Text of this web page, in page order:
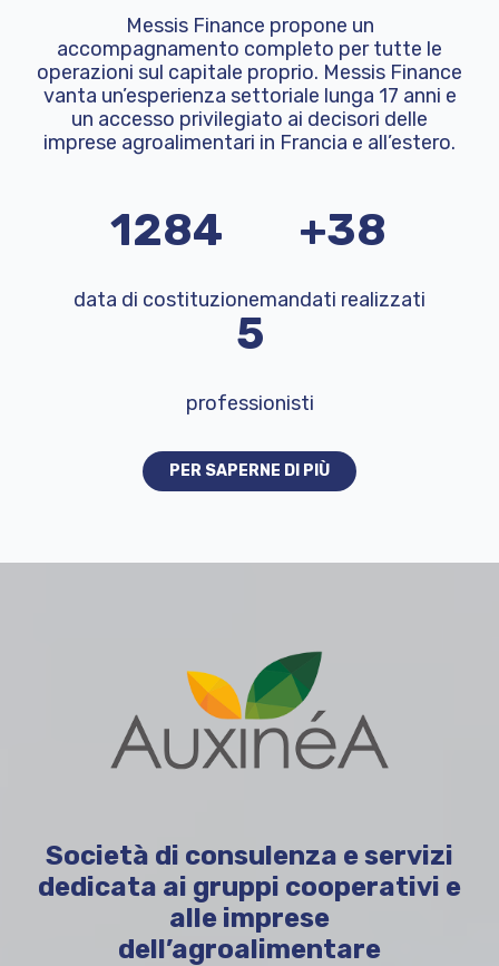
Messis Finance propone un
accompagnamento completo per tutte le
operazioni sul capitale proprio. Messis Finance
vanta un’esperienza settoriale lunga 17 anni e
un accesso privilegiato ai decisori delle
imprese agroalimentari in Francia e all’estero.
2007
data di costituzione
+60
mandati realizzati
8
professionisti
PER SAPERNE DI PIÙ
Società di consulenza e servizi
dedicata ai gruppi cooperativi e
alle imprese
dell’agroalimentare